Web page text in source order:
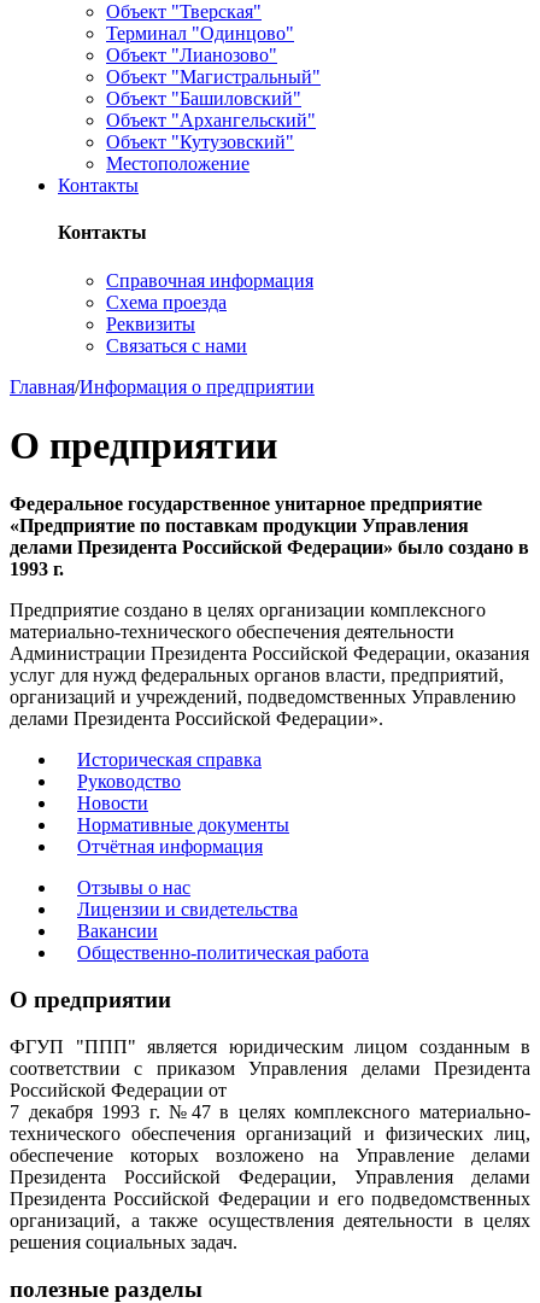
Объект "Тверская"
Терминал "Одинцово"
Объект "Лианозово"
Объект "Магистральный"
Объект "Башиловский"
Объект "Архангельский"
Объект "Кутузовский"
Местоположение
Контакты
Контакты
Справочная информация
Схема проезда
Реквизиты
Связаться с нами
Главная/Информация о предприятии
О предприятии
Федеральное государственное унитарное предприятие
«Предприятие по поставкам продукции Управления
делами Президента Российской Федерации» было создано в
1993 г.
Предприятие создано в целях организации комплексного
материально-технического обеспечения деятельности
Администрации Президента Российской Федерации, оказания
услуг для нужд федеральных органов власти, предприятий,
организаций и учреждений, подведомственных Управлению
делами Президента Российской Федерации».
Историческая справка
Руководство
Новости
Нормативные документы
Отчётная информация
Отзывы о нас
Лицензии и свидетельства
Вакансии
Общественно-политическая работа
О предприятии
ФГУП "ППП" является юридическим лицом созданным в
соответствии с приказом Управления делами Президента
Российской Федерации от
7 декабря 1993 г. №47 в целях комплексного материально-
технического обеспечения организаций и физических лиц,
обеспечение которых возложено на Управление делами
Президента Российской Федерации, Управления делами
Президента Российской Федерации и его подведомственных
организаций, а также осуществления деятельности в целях
решения социальных задач.
полезные разделы